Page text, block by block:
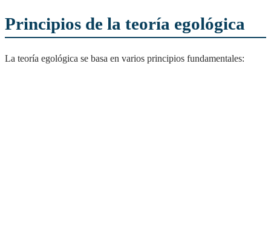
Principios de la teoría egológica
La teoría egológica se basa en varios principios fundamentales: